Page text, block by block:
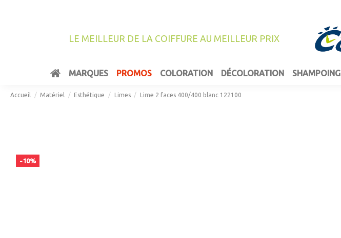
LE MEILLEUR DE LA COIFFURE AU MEILLEUR PRIX
MARQUES PROMOS COLORATION DÉCOLORATION SHAMPOING
Accueil Matériel Esthétique Limes Lime 2 faces 400/400 blanc 122100
-10%